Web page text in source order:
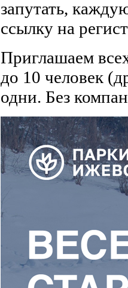
запутать,
ссылку на
Приглашаем
до 10 человек
одни. Без